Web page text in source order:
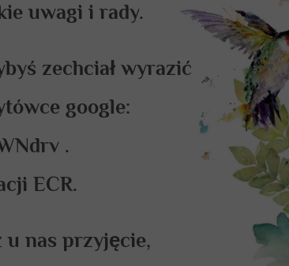
uwagi i rady.
zechciał wyrazić
google:
.
ECR.
u nas przyjęcie,